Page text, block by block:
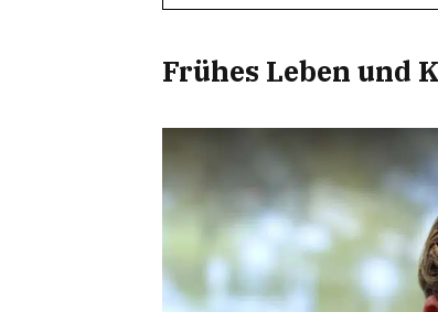
Frühes Leben und